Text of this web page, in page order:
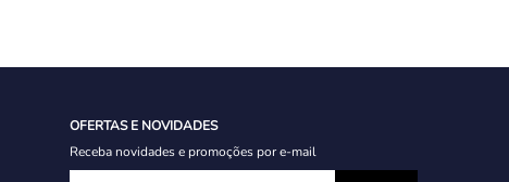
OFERTAS E NOVIDADES
Receba novidades e promoções por e-mail